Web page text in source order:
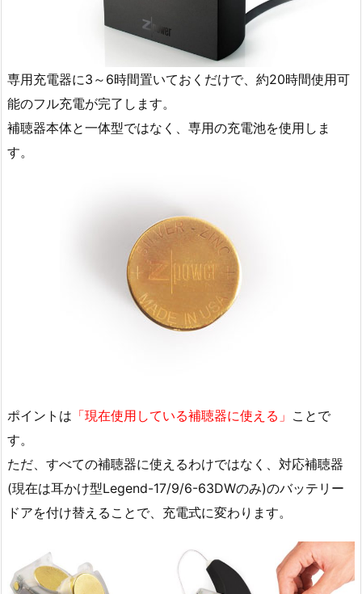
専用充電器に3～6時間置いておくだけで、約20時間使用可
能のフル充電が完了します。
補聴器本体と一体型ではなく、専用の充電池を使用しま
す。
ポイントは 「現在使用している補聴器に使える」 ことで
す。
ただ、すべての補聴器に使えるわけではなく、対応補聴器
(現在は耳かけ型Legend-17/9/6-63DWのみ)のバッテリー
ドアを付け替えることで、充電式に変わります。